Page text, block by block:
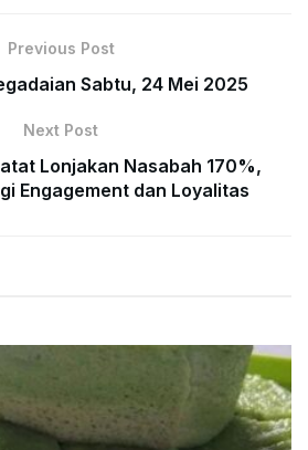
Previous Post
Sabtu, 24 Mei 2025
Next Post
Lonjakan Nasabah 170%,
Engagement dan Loyalitas